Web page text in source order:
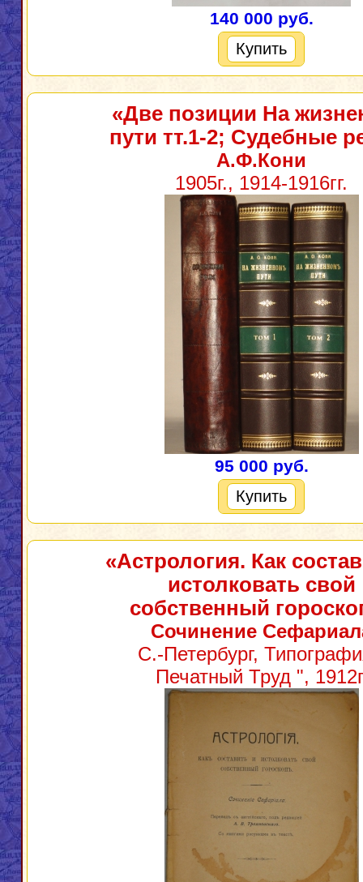
140 000 руб.
Купить
«Две позиции На
пути тт.1-2; Судебные
А.Ф.Кони
1905г., 1914-1916гг.
95 000 руб.
Купить
«Астрология. Как
истолковать свой
собственный
Сочинение
С.-Петербург,
Печатный Труд ",